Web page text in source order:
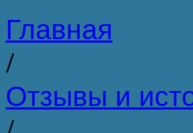
Главная
/
Отзывы и